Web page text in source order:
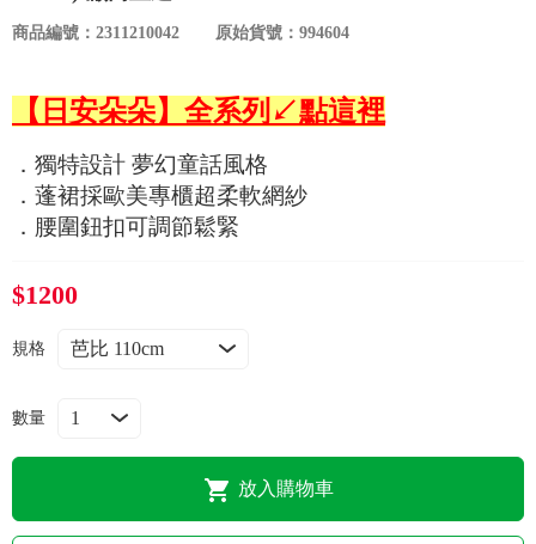
關於我們
購物流程
會員專區
常見問題
折價券、紅利說明
商品編號：2311210042 原始貨號：994604
【日安朵朵】全系列↙點這裡
．獨特設計 夢幻童話風格
．蓬裙採歐美專櫃超柔軟網紗
．腰圍鈕扣可調節鬆緊
$1200
規格
數量
放入購物車